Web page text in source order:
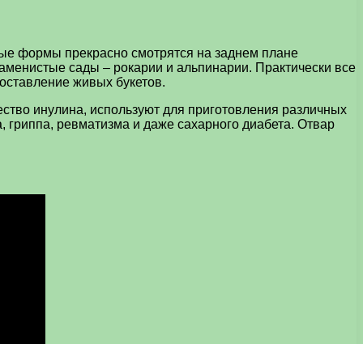
формы прекрасно смотрятся на заднем плане
сады – рокарии и альпинарии. Практически все
живых букетов.
инулина, используют для приготовления различных
гриппа, ревматизма и даже сахарного диабета. Отвар